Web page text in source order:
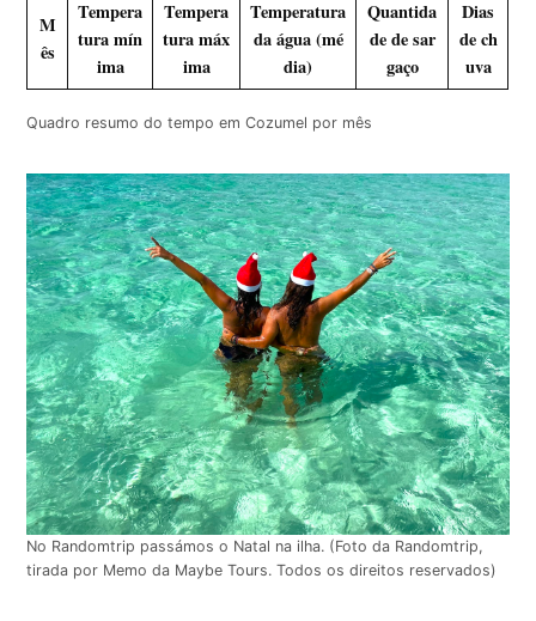
M
ês
Tempera
tura mín
ima
Tempera
tura máx
ima
Temperatura
da água (mé
dia)
Quantida
de de sar
gaço
Dias
de ch
uva
Quadro resumo do tempo em Cozumel por mês
No Randomtrip passámos o Natal na ilha. (Foto da Randomtrip,
tirada por Memo da Maybe Tours. Todos os direitos reservados)